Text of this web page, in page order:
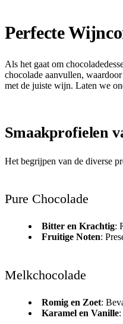
Perfecte
Als het gaat om
chocolade aanvullen,
met de juiste wijn. Laten we
Smaakprofielen
Het begrijpen van de diverse
Pure Chocolade
Bitter en Krachtig:
Fruitige Noten:
Melkchocolade
Romig en Zoet:
Karamel en Vanille